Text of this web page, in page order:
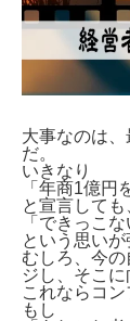
大事なのは
だ。
いきなり
「年商1億円
と宣言しても
「できっこな
という思いが
むしろ、今
ジし、そこ
これならコ
もし